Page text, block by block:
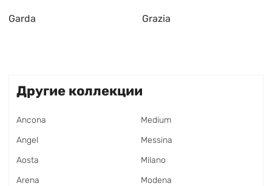
Garda Grazia
Другие коллекции
Ancona
Angel
Aosta
Arena
Medium
Messina
Milano
Modena